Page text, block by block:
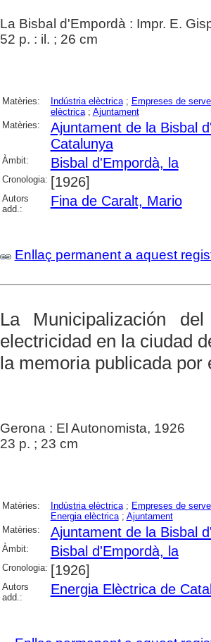
La Bisbal d'Empordà : Impr. E.
52 p. : il. ; 26 cm
Matèries: Indústria elèctrica; Empreses de
elèctrica; Ajuntament
Matèries:
Ajuntament de la Bisbal
Catalunya
Àmbit: Bisbal d'Empordà, la
Cronologia: [1926]
Autors
add.:
Fina de Caralt, Mario
Enllaç permanent a aquest
La Municipalización
electricidad en la ciudad
la memoria publicada por
Gerona : El Autonomista, 1926
23 p. ; 23 cm
Matèries: Indústria elèctrica; Empreses de
Energia elèctrica; Ajuntament
Matèries:
Ajuntament de la Bisbal
Àmbit: Bisbal d'Empordà, la
Cronologia: [1926]
Autors
add.:
Energia Elèctrica de